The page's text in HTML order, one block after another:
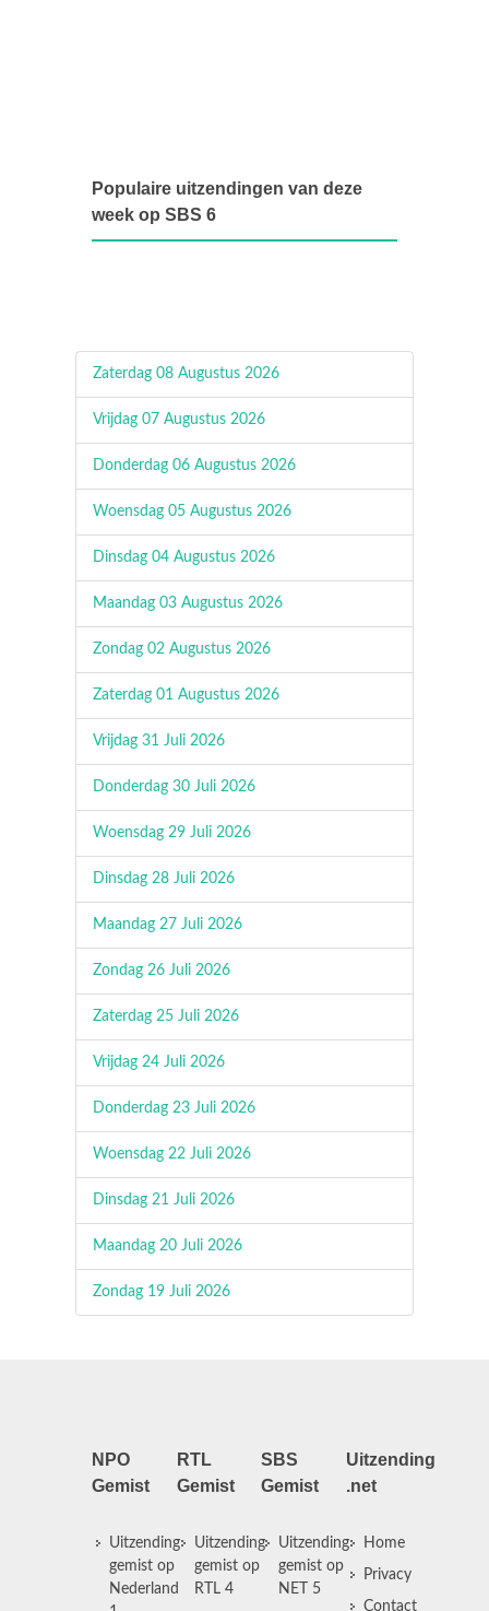
Populaire uitzendingen van deze
week op SBS 6
Zaterdag 08 Augustus 2026
Vrijdag 07 Augustus 2026
Donderdag 06 Augustus 2026
Woensdag 05 Augustus 2026
Dinsdag 04 Augustus 2026
Maandag 03 Augustus 2026
Zondag 02 Augustus 2026
Zaterdag 01 Augustus 2026
Vrijdag 31 Juli 2026
Donderdag 30 Juli 2026
Woensdag 29 Juli 2026
Dinsdag 28 Juli 2026
Maandag 27 Juli 2026
Zondag 26 Juli 2026
Zaterdag 25 Juli 2026
Vrijdag 24 Juli 2026
Donderdag 23 Juli 2026
Woensdag 22 Juli 2026
Dinsdag 21 Juli 2026
Maandag 20 Juli 2026
Zondag 19 Juli 2026
NPO
Gemist
Uitzending
gemist op
Nederland
RTL
Gemist
Uitzending
gemist op
RTL 4
SBS
Gemist
Uitzending
gemist op
NET 5
Uitzending
.net
Home
Privacy
Contact